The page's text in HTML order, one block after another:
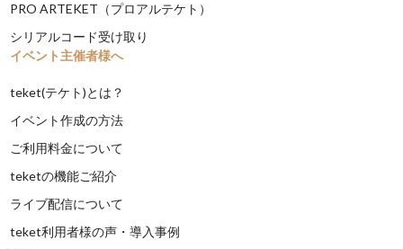
PRO ARTEKET（プロアルテケト）
シリアルコード受け取り
イベント主催者様へ
teket(テケト)とは？
イベント作成の方法
ご利用料金について
teketの機能ご紹介
ライブ配信について
teket利用者様の声・導入事例